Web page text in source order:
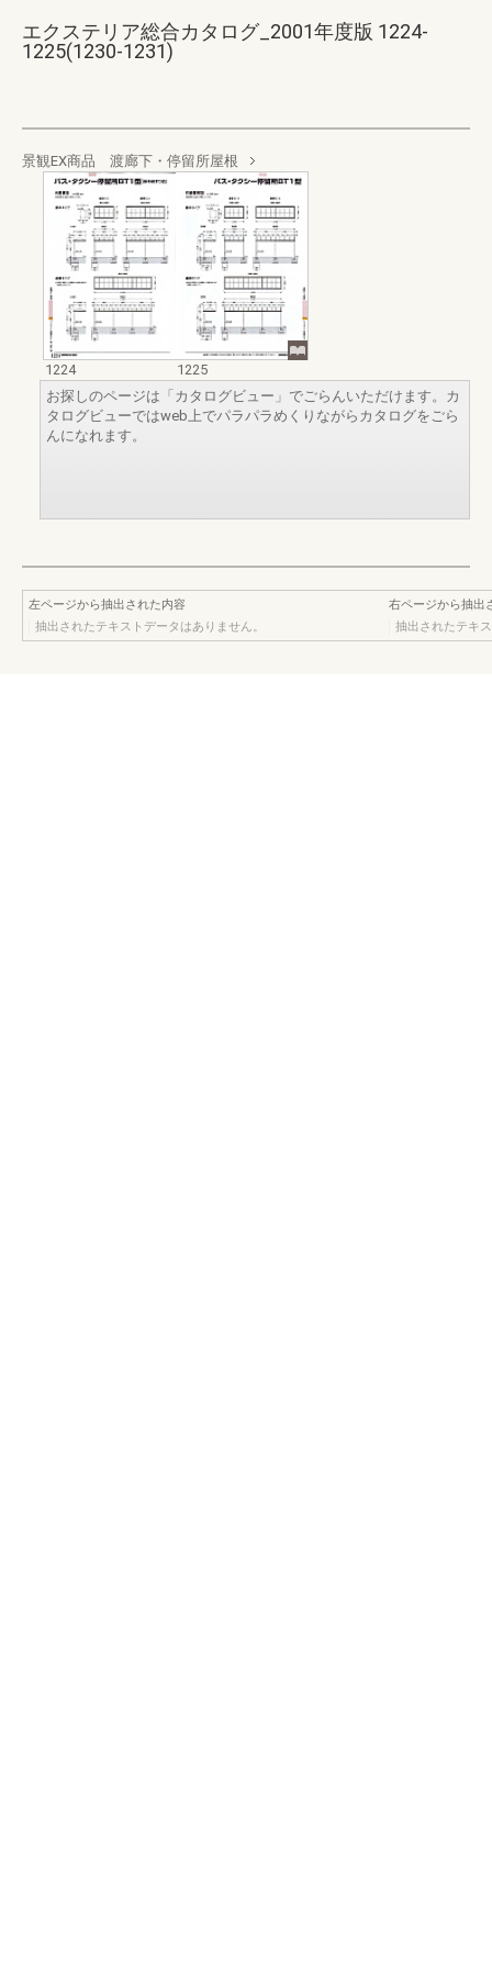
エクステリア総合カタログ_2001年度版 1224-
1225(1230-1231)
景観EX商品 渡廊下・停留所屋根
1224
1225
お探しのページは「カタログビュー」でごらんいただけます。カ
タログビューではweb上でパラパラめくりながらカタログをごら
んになれます。
左ページから抽出された内容
抽出されたテキストデータはありません。
右ページから抽出
抽出されたテキ